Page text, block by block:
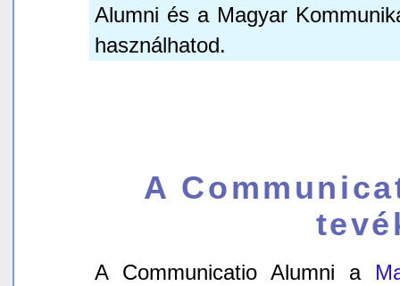
Alumni és a Magyar
használhatod.
A
A Communicatio Alumni a